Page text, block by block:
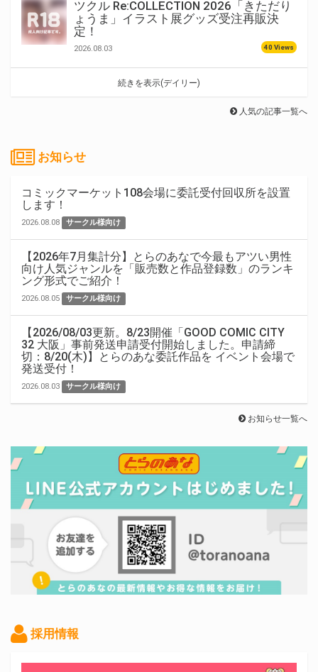
ツクル Re:COLLECTION 2026「きただり
ょうま」イラスト展グッズ受注再販決
定！
2026.08.03 40 Views
続きを表示(デイリー)
人気の記事一覧へ
お知らせ
コミックマーケット108会場に委託受付回収所を設置
します！
2026.08.08 サークル様向け
【2026年7月集計分】とらのあなで今最もアツい男性
向け人気ジャンルを「販売数と作品登録数」のランキ
ング形式でご紹介！
2026.08.05 サークル様向け
【2026/08/03更新。8/23開催「GOOD COMIC CITY
32 大阪」事前発送申請受付開始しました。申請締
切：8/20(木)】とらのあな委託作品を イベント会場で
発送受付！
2026.08.03 サークル様向け
お知らせ一覧へ
採用情報